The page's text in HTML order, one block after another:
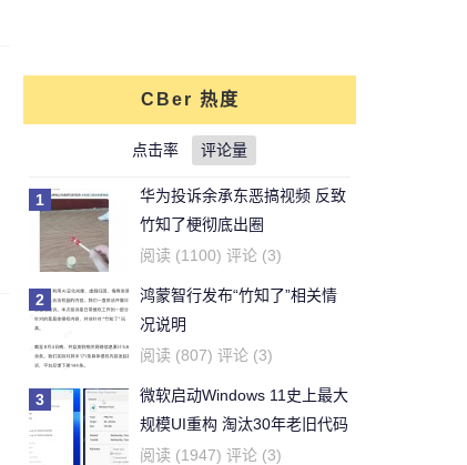
了。。。。
对文章: 你还能活多久？这个寿命计算器
可以给出答案 的评论
牛天王
刚看完王老吉的贴，刚下的
人。
对文章: 吃胖算我输 华人学者今日带来减
的评论
Yeb123
开了一年了，操控很好 -
Forza Horizon 3 用户
CBer 热度
点击率 评论量
1
华为投诉余承东恶搞视频 反致
竹知了梗彻底出圈
阅读 (1100) 评论 (3)
2
鸿蒙智行发布“竹知了”相关情
况说明
阅读 (807) 评论 (3)
3
微软启动Windows 11史上最大
规模UI重构 淘汰30年老旧代码
全线拥抱原生WinUI3
阅读 (1947) 评论 (3)